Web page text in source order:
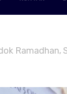
Ramadhan,